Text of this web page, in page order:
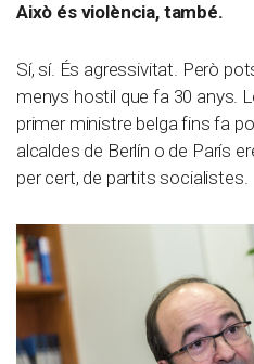
Això és violència, també.
Sí, sí. És agressivitat. Però
menys hostil que fa 30 anys.
primer ministre belga fins fa
alcaldes de Berlín o de París
per cert, de partits socialistes.